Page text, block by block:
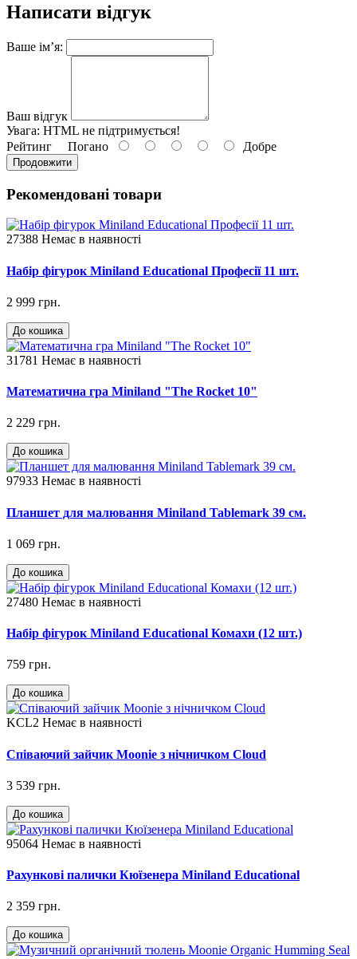
Написати відгук
Ваше ім’я:
Ваш відгук
Увага: HTML не підтримується!
Рейтинг Погано Добре
Продовжити
Рекомендовані товари
27388 Немає в наявності
Набір фігурок Miniland Educational Професії 11 шт.
2 999 грн.
До кошика
31781 Немає в наявності
Математична гра Miniland "The Rocket 10"
2 229 грн.
До кошика
97933 Немає в наявності
Планшет для малювання Miniland Tablemark 39 см.
1 069 грн.
До кошика
27480 Немає в наявності
Набір фігурок Miniland Educational Комахи (12 шт.)
759 грн.
До кошика
KCL2 Немає в наявності
Співаючий зайчик Moonie з нічничком Cloud
3 539 грн.
До кошика
95064 Немає в наявності
Рахункові палички Кюїзенера Miniland Educational
2 359 грн.
До кошика